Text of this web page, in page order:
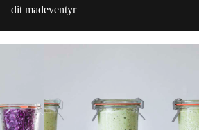
dit madeventyr